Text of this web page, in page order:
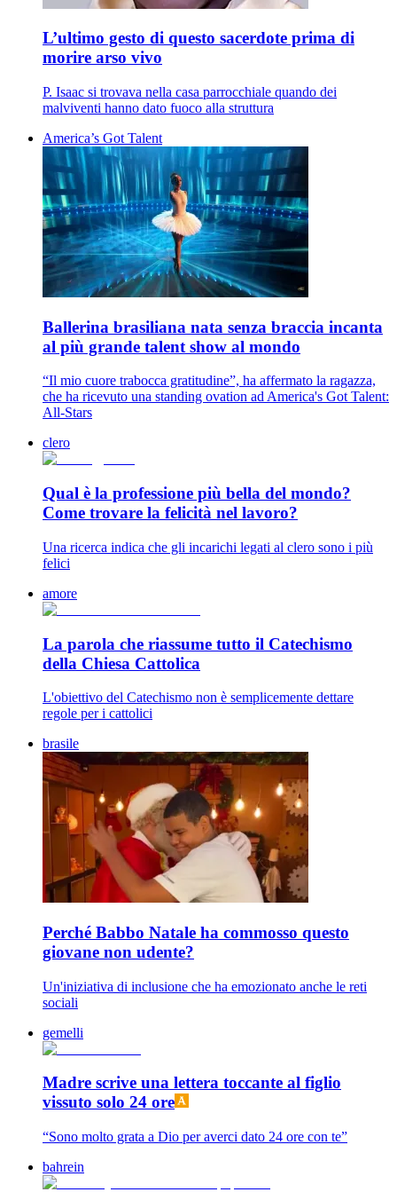
L’ultimo gesto di questo sacerdote prima di
morire arso vivo
P. Isaac si trovava nella casa parrocchiale quando dei
malviventi hanno dato fuoco alla struttura
America’s Got Talent
Ballerina brasiliana nata senza braccia incanta
al più grande talent show al mondo
“Il mio cuore trabocca gratitudine”, ha affermato la ragazza,
che ha ricevuto una standing ovation ad America's Got Talent:
All-Stars
clero
Qual è la professione più bella del mondo?
Come trovare la felicità nel lavoro?
Una ricerca indica che gli incarichi legati al clero sono i più
felici
amore
La parola che riassume tutto il Catechismo
della Chiesa Cattolica
L'obiettivo del Catechismo non è semplicemente dettare
regole per i cattolici
brasile
Perché Babbo Natale ha commosso questo
giovane non udente?
Un'iniziativa di inclusione che ha emozionato anche le reti
sociali
gemelli
Madre scrive una lettera toccante al figlio
vissuto solo 24 ore
“Sono molto grata a Dio per averci dato 24 ore con te”
bahrein